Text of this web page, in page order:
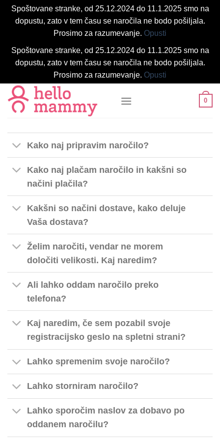
Spoštovane stranke, od 25.12.2024 do 11.1.2025 smo na
dopustu, zato v tem času se naročila ne bodo pošiljala.
Prosimo za razumevanje. Opusti
Spoštovane stranke, od 25.12.2024 do 11.1.2025 smo na
dopustu, zato v tem času se naročila ne bodo pošiljala.
Prosimo za razumevanje. Opusti
Skoči
na
vsebino
0
Kako naj pripravim naročilo?
Kako naj plačam naročilo in kakšni so
načini plačila?
Kakšni so načini dostave, kako deluje
Vaša dostava?
Želim naročiti, vendar ne morem
določiti velikosti. Kaj naredim?
Ali lahko oddam naročilo preko
telefona?
Kaj naredim, če sem pozabil svoje
registracijsko geslo na spletni strani?
Lahko spremenim svoje naročilo?
Lahko storniram naročilo?
Lahko sporočim naslov za dobavo po
oddanem naročilu?